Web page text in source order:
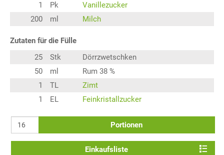
1
Pk
Vanillezucker
200
ml Milch
Zutaten für die Fülle
25
Stk
Dörrzwetschken
50
ml
Rum 38 %
1
TL
Zimt
1
EL Feinkristallzucker
Portionen
Einkaufsliste